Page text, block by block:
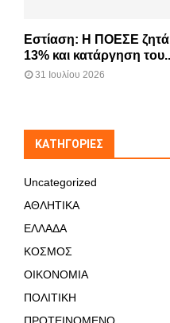
Εστίαση: Η ΠΟΕΣΕ
13% και κατάργηση
31 Ιουλίου 2026
KΑΤΗΓΟΡΊΕΣ
Uncategorized
ΑΘΛΗΤΙΚΑ
ΕΛΛΑΔΑ
ΚΟΣΜΟΣ
ΟΙΚΟΝΟΜΙΑ
ΠΟΛΙΤΙΚΗ